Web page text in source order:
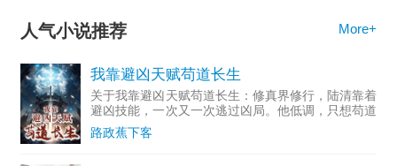
人气小说推荐 More+
我靠避凶天赋苟道长生
关于我靠避凶天赋苟道长生：修真界修行，陆清靠着
避凶技能，一次又一次逃过凶局。他低调，只想苟道
长生。盖世天骄意气风发，陆清在修行。绝世强者横
空出世，陆清还是在修行。后来，同时期的天之骄
路政蕉下客